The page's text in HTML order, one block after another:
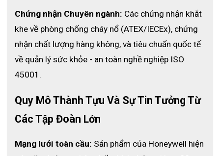
Ứng Dụng Của PPE CAT2 (Westex
Ultrasoft Coveralls) 13.5 Cal
Công nhân làm việc trong nhà máy điện, trạm biến áp, khu
vực có nguy cơ hồ quang điện.
thế, hạ thế.
Chứng nhận Chuyên ngành: Các chứng nhận khắt
khe về phòng chống cháy nổ (ATEX/IECEx), chứng
nhận chất lượng hàng không, và tiêu chuẩn quốc tế
về quản lý sức khỏe - an toàn nghề nghiệp ISO
45001.
Quy Mô Thành Tựu Và Sự Tin Tưởng Từ
Các Tập Đoàn Lớn
Mạng lưới toàn cầu: Sản phẩm của Honeywell hiện